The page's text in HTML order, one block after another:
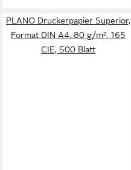
PLANO Druckerpapier Superior,
Format DIN A4, 80 g/m², 165
CIE, 500 Blatt